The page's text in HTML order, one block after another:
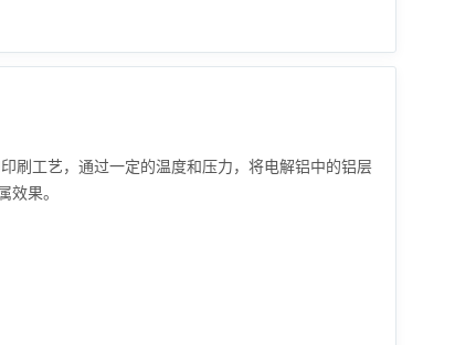
刷工艺，通过一定的温度和压力，将电解铝中的铝层
果。